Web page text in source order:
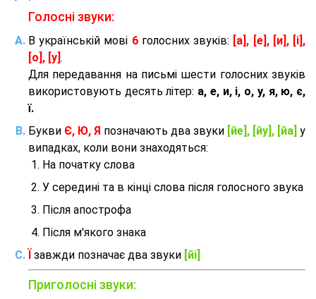
Голосні звуки:
В українській мові 6голосних звуків:
[а], [е], [и], [і],
[о], [у] .
Для передавання на письмі шести голосних звуків
використовують десять літер: а, е, и, і, о, у, я, ю, є,
ї.
Букви Є, Ю, Я позначають два звуки [йе], [йу], [йа] у
випадках, коли вони знаходяться:
На початку слова
У середині та в кінці слова після голосного звука
Після апострофа
Після м'якого знака
завжди позначає два звуки [йі]
Приголосні звуки: